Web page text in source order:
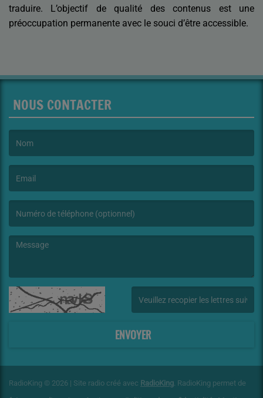
traduire. L’objectif de qualité des contenus est une
préoccupation permanente avec le souci d’être accessible.
NOUS CONTACTER
ENVOYER
RadioKing © 2026 | Site radio créé avec RadioKing. RadioKing permet de